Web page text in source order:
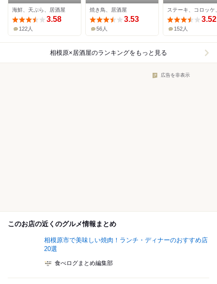
海鮮、天ぷら、居酒屋
3.58
122人
焼き鳥、居酒屋
3.53
56人
3.52
152人
相模原×居酒屋のランキングをもっと見る
広告を非表示
このお店の近くのグルメ情報まとめ
相模原市で美味しい焼肉！ランチ・ディナーのおすすめ店
20選
食べログまとめ編集部